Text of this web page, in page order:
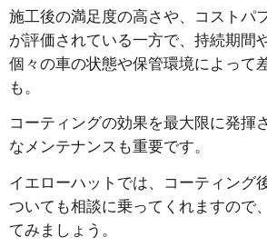
施工後の満足度の高さや、コストパ
が評価されている一方で、持続期間
個々の車の状態や保管環境によって
も。
コーティングの効果を最大限に発揮
なメンテナンスも重要です。
イエローハットでは、コーティング
ついても相談に乗ってくれますので
てみましょう。